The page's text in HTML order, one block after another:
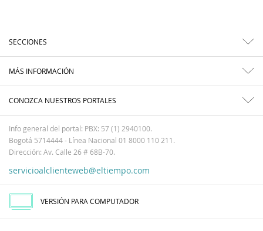
SECCIONES
MÁS INFORMACIÓN
CONOZCA NUESTROS PORTALES
Info general del portal: PBX: 57 (1) 2940100.
Bogotá 5714444 - Línea Nacional 01 8000 110 211.
Dirección: Av. Calle 26 # 68B-70.
servicioalclienteweb@eltiempo.com
VERSIÓN PARA COMPUTADOR